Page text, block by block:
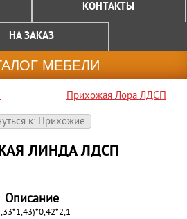
КОНТАКТЫ
НА ЗАКАЗ
МЕБЕЛИ
Прихожая Лора ЛДСП
к: Прихожие
ЛИНДА ЛДСП
Описание